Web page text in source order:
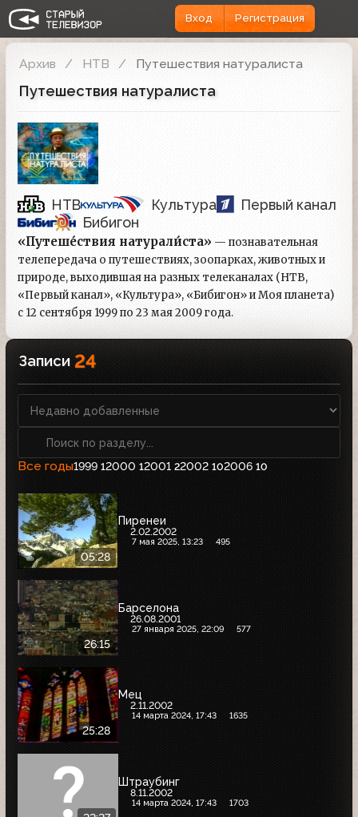
Вход Регистрация
Архив НТВ Путешествия натуралиста
Путешествия натуралиста
НТВ Культура
Первый канал
Бибигон
«Путеше́ствия натурали́ста» — познавательная
телепередача о путешествиях, зоопарках, животных и
природе, выходившая на разных телеканалах (НТВ,
«Первый канал», «Культура», «Бибигон» и Моя планета)
с 12 сентября 1999 по 23 мая 2009 года.
Записи 24
Все годы1999 12000 12001 22002 102006 10
05:28
Пиренеи
2.02.2002
7 мая 2025, 13:23 495
26:15
Барселона
26.08.2001
27 января 2025, 22:09 577
25:28
Мец
2.11.2002
14 марта 2024, 17:43 1635
Штраубинг
8.11.2002
14 марта 2024, 17:43 1703